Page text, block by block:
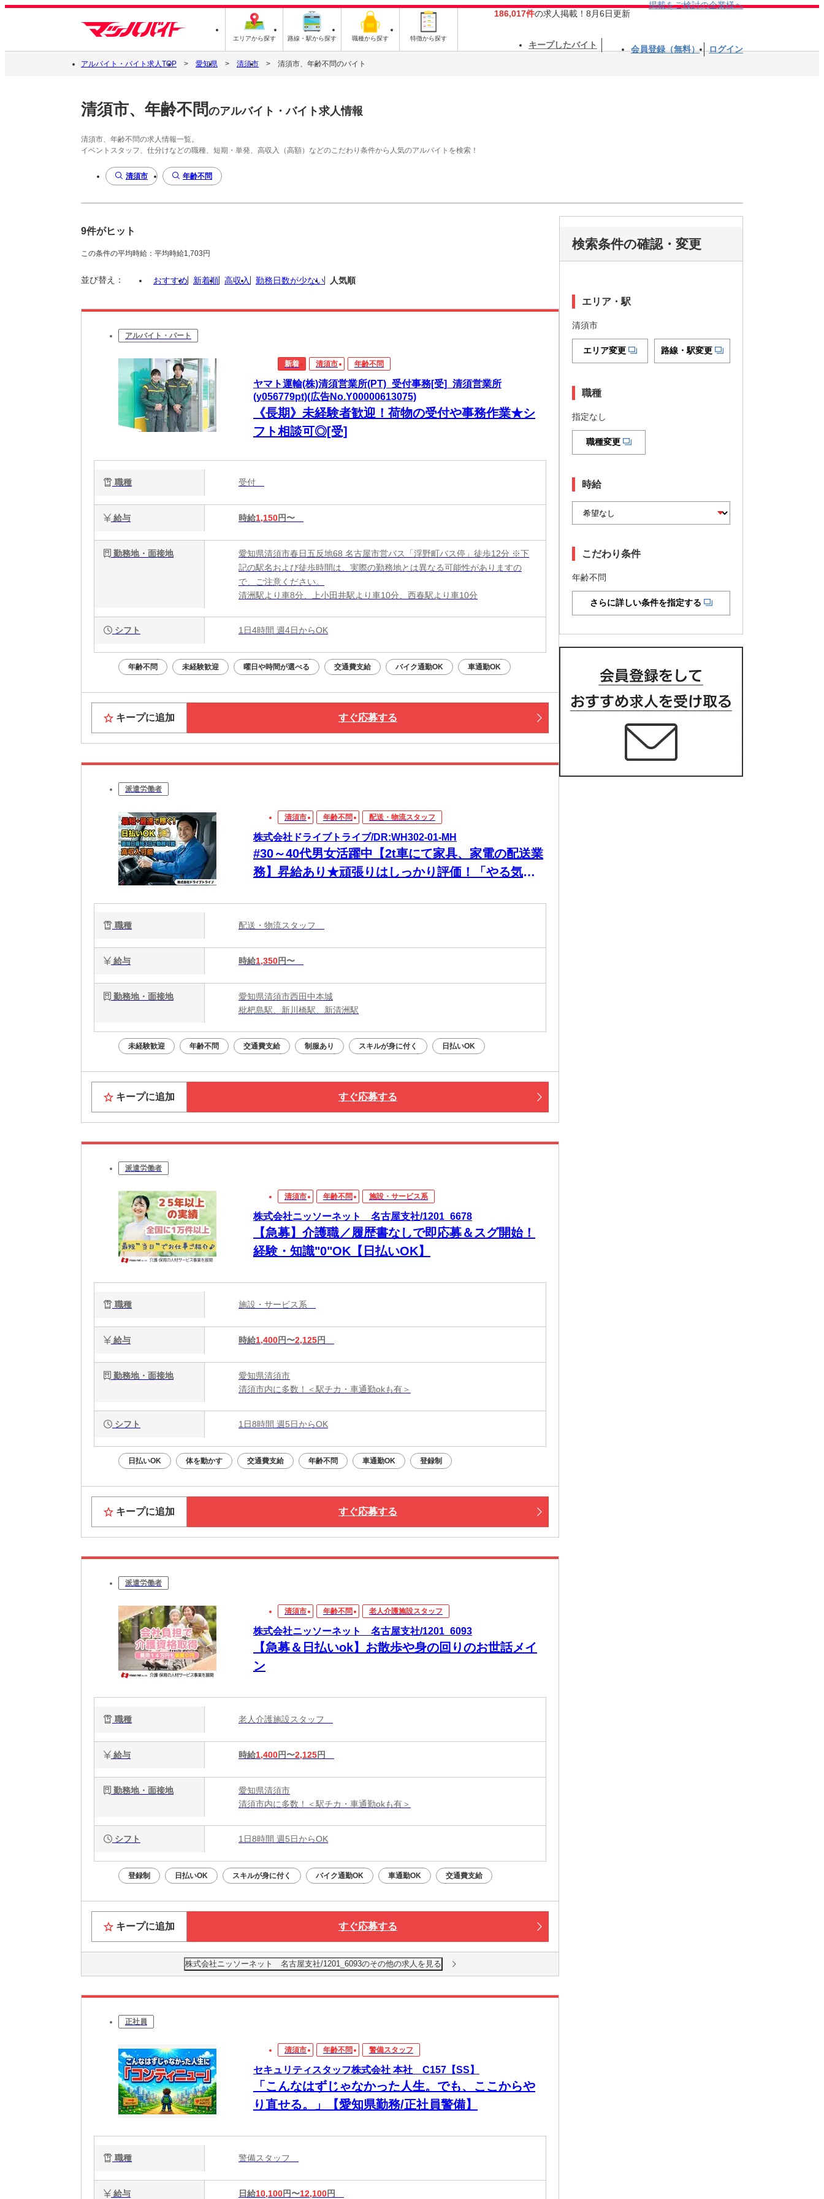
エリアから探す 路線・駅から探す 職種から探す 特徴から探す
186,017件の求人掲載！8月6日更新
掲載をご検討の企業様へ
キープしたバイト 会員登録（無料） ログイン
アルバイト・バイト求人TOP 愛知県 清須市 清須市、年齢不問のバイト
清須市、年齢不問のアルバイト・バイト求人情報
清須市、年齢不問の求人情報一覧。
イベントスタッフ、仕分けなどの職種、短期・単発、高収入（高額）などのこだわり条件から人気のアルバイトを検索！
清須市 年齢不問
9件がヒット
この条件の平均時給：平均時給1,703円
並び替え： おすすめ 新着順 高収入 勤務日数が少ない 人気順
アルバイト・パート
新着 清須市 年齢不問
ヤマト運輸(株)清須営業所(PT)_受付事務[受]_清須営業所
(y056779pt)(広告No.Y00000613075)
《長期》未経験者歓迎！荷物の受付や事務作業★シ
フト相談可◎[受]
職種 受付
給与 時給1,150円〜
勤務地・面接地
愛知県清須市春日五反地68 名古屋市営バス「浮野町バス停」徒歩12分 ※下
記の駅名および徒歩時間は、実際の勤務地とは異なる可能性がありますの
で、ご注意ください。
清洲駅より車8分、上小田井駅より車10分、西春駅より車10分
シフト 1日4時間 週4日からOK
年齢不問 未経験歓迎 曜日や時間が選べる 交通費支給 バイク通勤OK 車通勤OK
キープに追加 すぐ応募する
派遣労働者
清須市 年齢不問 配送・物流スタッフ
株式会社ドライブトライブ/DR:WH302-01-MH
#30～40代男女活躍中【2t車にて家具、家電の配送業
務】昇給あり★頑張りはしっかり評価！「やる気」
職種 配送・物流スタッフ
給与 時給1,350円〜
勤務地・面接地
愛知県清須市西田中本城
枇杷島駅、新川橋駅、新清洲駅
未経験歓迎 年齢不問 交通費支給 制服あり スキルが身に付く 日払いOK
キープに追加 すぐ応募する
派遣労働者
清須市 年齢不問 施設・サービス系
株式会社ニッソーネット 名古屋支社/1201_6678
【急募】介護職／履歴書なしで即応募＆スグ開始！
経験・知識"0"OK【日払いOK】
職種 施設・サービス系
給与 時給1,400円〜2,125円
勤務地・面接地
愛知県清須市
清須市内に多数！＜駅チカ・車通勤okも有＞
シフト 1日8時間 週5日からOK
日払いOK 体を動かす 交通費支給 年齢不問 車通勤OK 登録制
キープに追加 すぐ応募する
派遣労働者
清須市 年齢不問 老人介護施設スタッフ
株式会社ニッソーネット 名古屋支社/1201_6093
【急募＆日払いok】お散歩や身の回りのお世話メイ
ン
職種 老人介護施設スタッフ
給与 時給1,400円〜2,125円
勤務地・面接地
愛知県清須市
清須市内に多数！＜駅チカ・車通勤okも有＞
シフト 1日8時間 週5日からOK
登録制 日払いOK スキルが身に付く バイク通勤OK 車通勤OK 交通費支給
キープに追加 すぐ応募する
株式会社ニッソーネット 名古屋支社/1201_6093のその他の求人を見る
正社員
清須市 年齢不問 警備スタッフ
セキュリティスタッフ株式会社 本社 C157【SS】
「こんなはずじゃなかった人生。でも、ここからや
り直せる。」【愛知県勤務/正社員警備】
職種 警備スタッフ
給与 日給10,100円〜12,100円
検索条件の確認・変更
エリア・駅
清須市
エリア変更 路線・駅変更
職種
指定なし
職種変更
時給
こだわり条件
年齢不問
さらに詳しい条件を指定する